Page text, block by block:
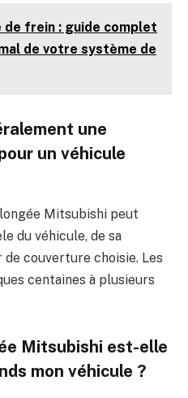
de frein : guide complet
de votre système de
une
un véhicule
Mitsubishi peut
du véhicule, de sa
couverture choisie. Les
centaines à plusieurs
Mitsubishi est-elle
mon véhicule ?